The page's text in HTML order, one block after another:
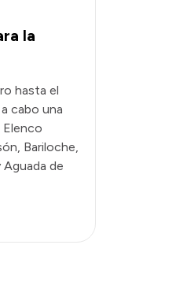
la
hasta el
cabo una
Elenco
Bariloche,
de